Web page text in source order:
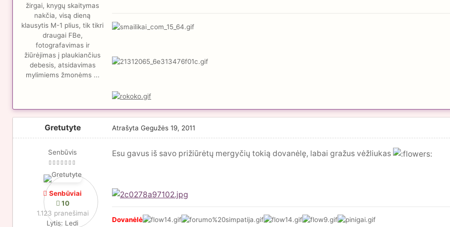
žirgai, knygų skaitymas
nakčia, visą dieną
klausytis M-1 plius, tik tikri
draugai FBe,
fotografavimas ir
žiūrėjimas į plaukiančius
debesis, atsidavimas
mylimiems žmonėms ...
Gretutyte
Senbūvis
Senbūviai
10
1.123 pranešimai
Lytis: Ledi
Atrašyta Gegužės 19, 2011
Esu gavus iš savo prižiūrėtų mergyčių tokią dovanėlę, labai gražus vėžliukas
Dovanėlė